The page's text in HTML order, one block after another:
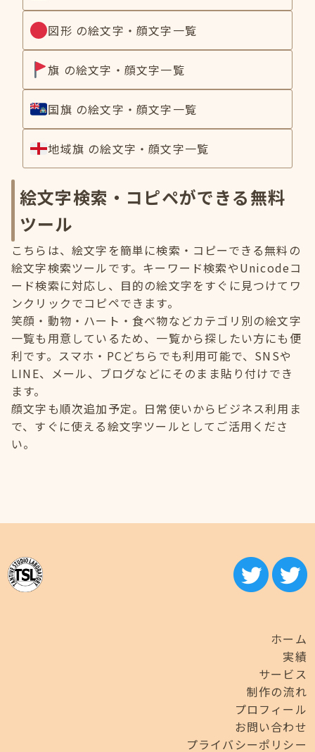
図形 の絵文字・顔文字一覧
旗 の絵文字・顔文字一覧
国旗 の絵文字・顔文字一覧
地域旗 の絵文字・顔文字一覧
絵文字検索・コピペができる無料
ツール
こちらは、絵文字を簡単に検索・コピーできる無料の
絵文字検索ツールです。キーワード検索やUnicodeコ
ード検索に対応し、目的の絵文字をすぐに見つけてワ
ンクリックでコピペできます。
笑顔・動物・ハート・食べ物などカテゴリ別の絵文字
一覧も用意しているため、一覧から探したい方にも便
利です。スマホ・PCどちらでも利用可能で、SNSや
LINE、メール、ブログなどにそのまま貼り付けでき
ます。
顔文字も順次追加予定。日常使いからビジネス利用ま
で、すぐに使える絵文字ツールとしてご活用くださ
い。
ホーム
実績
サービス
制作の流れ
プロフィール
お問い合わせ
プライバシーポリシー